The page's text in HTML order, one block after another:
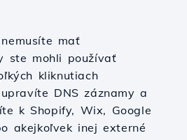
mať
ste mohli používať
kliknutiach
DNS záznamy a
k Shopify, Wix, Google
akejkoľvek inej externé